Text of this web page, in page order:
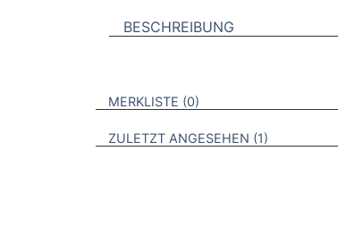
BESCHREIBUNG
VERWEISE AUF VERMERKTE-
MERKLISTE 0
ZULETZT ANGESEHEN 1